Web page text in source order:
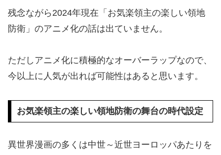
残念ながら2024年現在「お気楽領主の楽しい領地
防衛」のアニメ化の話は出ていません。
ただしアニメ化に積極的なオーバーラップなので、
今以上に人気が出れば可能性はあると思います。
お気楽領主の楽しい領地防衛の舞台の時代設定
異世界漫画の多くは中世～近世ヨーロッパあたりを